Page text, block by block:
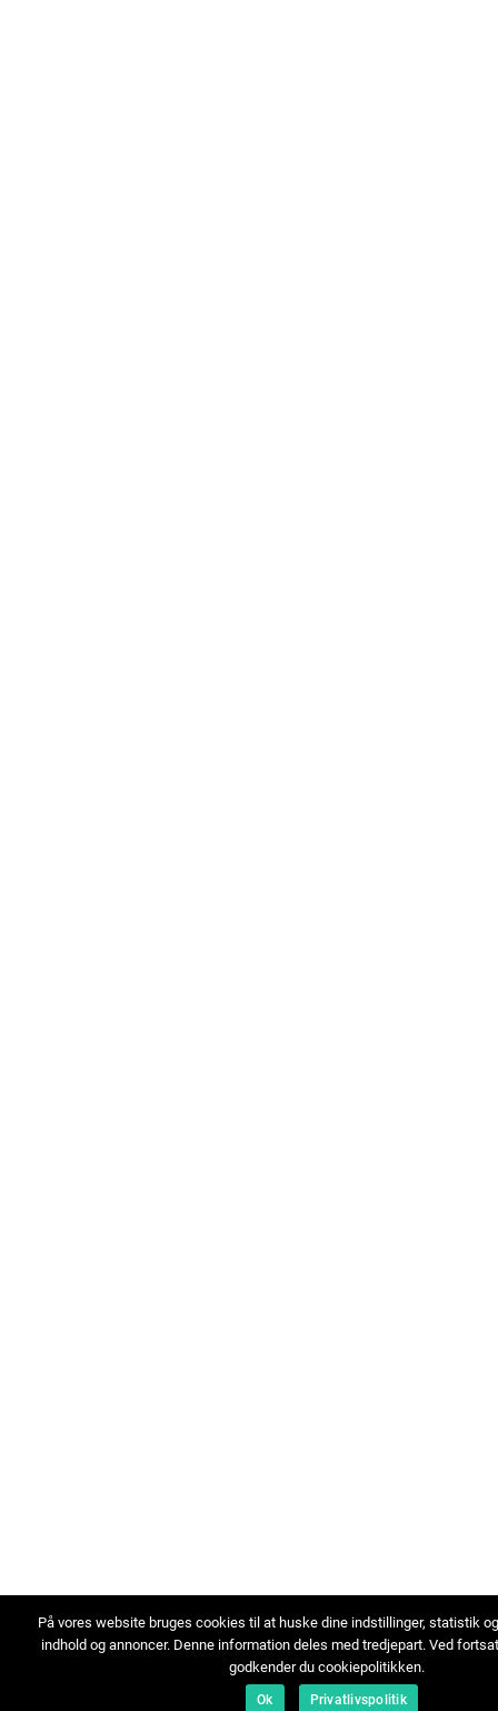
På vores website bruges cookies til at huske dine indstillinger, statistik
indhold og annoncer. Denne information deles med tredjepart. Ved
godkender du cookiepolitikken.
Ok Privatlivspolitik